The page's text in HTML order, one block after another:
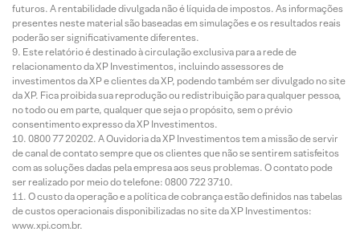
futuros. A rentabilidade divulgada não é líquida de impostos. As informações
presentes neste material são baseadas em simulações e os resultados reais
poderão ser significativamente diferentes.
Este relatório é destinado à circulação exclusiva para a rede de
relacionamento da XP Investimentos, incluindo assessores de
investimentos da XP e clientes da XP, podendo também ser divulgado no site
da XP. Fica proibida sua reprodução ou redistribuição para qualquer pessoa,
no todo ou em parte, qualquer que seja o propósito, sem o prévio
consentimento expresso da XP Investimentos.
0800 77 20202. A Ouvidoria da XP Investimentos tem a missão de servir
de canal de contato sempre que os clientes que não se sentirem satisfeitos
com as soluções dadas pela empresa aos seus problemas. O contato pode
ser realizado por meio do telefone: 0800 722 3710.
O custo da operação e a política de cobrança estão definidos nas tabelas
de custos operacionais disponibilizadas no site da XP Investimentos:
www.xpi.com.br.